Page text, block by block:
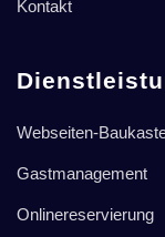
Kontakt
Webseiten-
Gastmanagement
Onlinereservierung